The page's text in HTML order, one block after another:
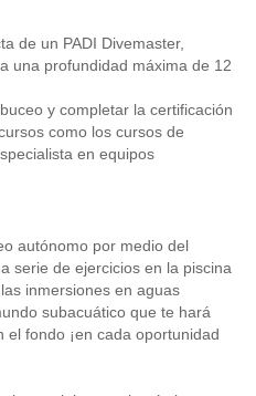
de un PADI Divemaster,
una profundidad máxima de 12
y completar la certificación
como los cursos de
en equipos
autónomo por medio del
serie de ejercicios en la piscina
inmersiones en aguas
subacuático que te hará
fondo ¡en cada oportunidad